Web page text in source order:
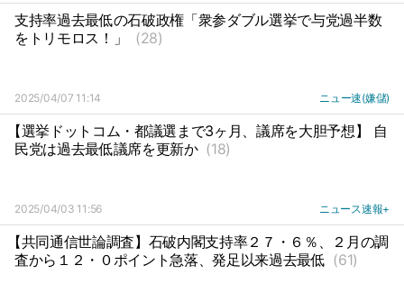
支持率過去最低の石破政権「衆参ダブル選挙で与党過半数
をトリモロス！」
(28)
2025/04/07 11:14 ニュー速(嫌儲)
【選挙ドットコム・都議選まで3ヶ月、議席を大胆予想】 自
民党は過去最低議席を更新か (18)
2025/04/03 11:56 ニュース速報+
【共同通信世論調査】石破内閣支持率２７・６％、２月の調
査から１２・０ポイント急落、発足以来過去最低 (61)